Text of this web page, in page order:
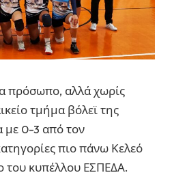
πρόσωπο, αλλά χωρίς
τμήμα βόλεϊ της
με 0-3 από τον
πιο πάνω Κελεό
του κυπέλλου ΕΣΠΕΔΑ.